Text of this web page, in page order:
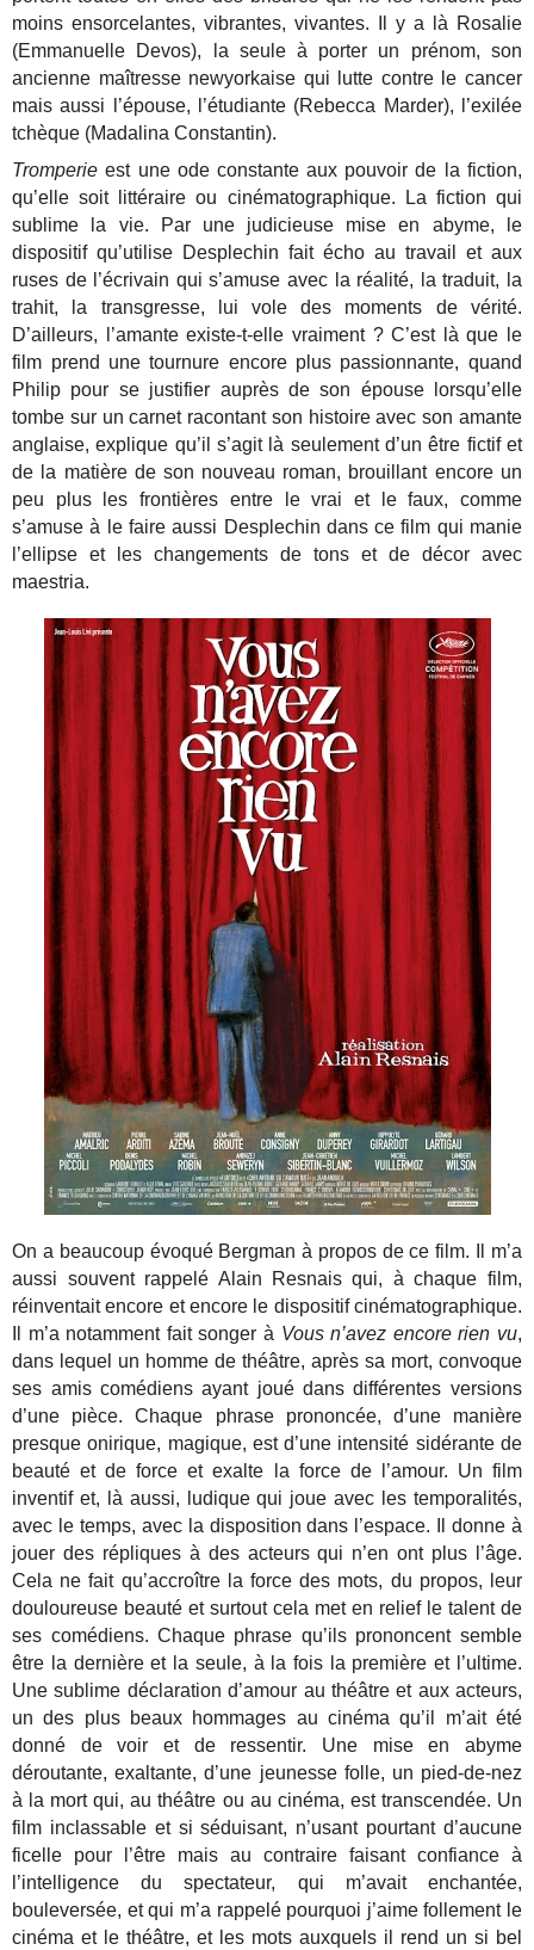
moins ensorcelantes, vibrantes, vivantes. Il y a là Rosalie
(Emmanuelle Devos), la seule à porter un prénom, son
ancienne maîtresse newyorkaise qui lutte contre le cancer
mais aussi l’épouse, l’étudiante (Rebecca Marder), l’exilée
tchèque (Madalina Constantin).
Tromperie est une ode constante aux pouvoir de la fiction,
qu’elle soit littéraire ou cinématographique. La fiction qui
sublime la vie. Par une judicieuse mise en abyme, le
dispositif qu’utilise Desplechin fait écho au travail et aux
ruses de l’écrivain qui s’amuse avec la réalité, la traduit, la
trahit, la transgresse, lui vole des moments de vérité.
D’ailleurs, l’amante existe-t-elle vraiment ? C’est là que le
film prend une tournure encore plus passionnante, quand
Philip pour se justifier auprès de son épouse lorsqu’elle
tombe sur un carnet racontant son histoire avec son amante
anglaise, explique qu’il s’agit là seulement d’un être fictif et
de la matière de son nouveau roman, brouillant encore un
peu plus les frontières entre le vrai et le faux, comme
s’amuse à le faire aussi Desplechin dans ce film qui manie
l’ellipse et les changements de tons et de décor avec
maestria.
On a beaucoup évoqué Bergman à propos de ce film. Il m’a
aussi souvent rappelé Alain Resnais qui, à chaque film,
réinventait encore et encore le dispositif cinématographique.
Il m’a notamment fait songer à Vous n’avez encore rien vu,
dans lequel un homme de théâtre, après sa mort, convoque
ses amis comédiens ayant joué dans différentes versions
d’une pièce. Chaque phrase prononcée, d’une manière
presque onirique, magique, est d’une intensité sidérante de
beauté et de force et exalte la force de l’amour. Un film
inventif et, là aussi, ludique qui joue avec les temporalités,
avec le temps, avec la disposition dans l’espace. Il donne à
jouer des répliques à des acteurs qui n’en ont plus l’âge.
Cela ne fait qu’accroître la force des mots, du propos, leur
douloureuse beauté et surtout cela met en relief le talent de
ses comédiens. Chaque phrase qu’ils prononcent semble
être la dernière et la seule, à la fois la première et l’ultime.
Une sublime déclaration d’amour au théâtre et aux acteurs,
un des plus beaux hommages au cinéma qu’il m’ait été
donné de voir et de ressentir. Une mise en abyme
déroutante, exaltante, d’une jeunesse folle, un pied-de-nez
à la mort qui, au théâtre ou au cinéma, est transcendée. Un
film inclassable et si séduisant, n’usant pourtant d’aucune
ficelle pour l’être mais au contraire faisant confiance à
l’intelligence du spectateur, qui m’avait enchantée,
bouleversée, et qui m’a rappelé pourquoi j’aime follement le
cinéma et le théâtre, et les mots auxquels il rend un si bel